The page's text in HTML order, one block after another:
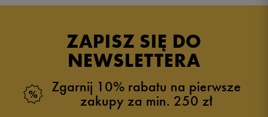
ZAPISZ SIĘ DO
NEWSLETTERA
Zgarnij 10% rabatu na pierwsze
zakupy za min. 250 zł